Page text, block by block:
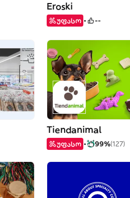
Eroski
უფასო --
Tiendanimal
უფასო 99%(127)